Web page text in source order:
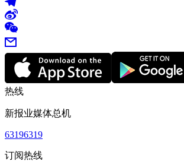
热线
新报业媒体总机
63196319
订阅热线